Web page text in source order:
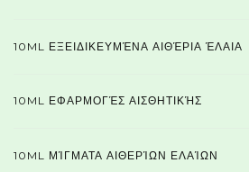
10ML ΕΞΕΙΔΙΚΕΥΜΈΝΑ ΑΙΘΈΡΙΑ ΈΛΑΙΑ
10ML ΕΦΑΡΜΟΓΈΣ ΑΙΣΘΗΤΙΚΉΣ
10ML ΜΊΓΜΑΤΑ ΑΙΘΕΡΊΩΝ ΕΛΑΊΩΝ